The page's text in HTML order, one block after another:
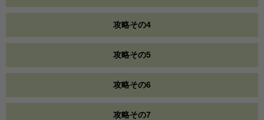
攻略その4
攻略その5
攻略その6
攻略その7